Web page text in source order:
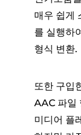
매우 쉽게
를 실행하
형식 변환.
또한 구입
AAC 파일
미디어 플